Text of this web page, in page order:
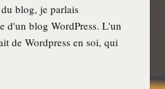
blog, je parlais
d'un blog WordPress. L'un
de Wordpress en soi, qui